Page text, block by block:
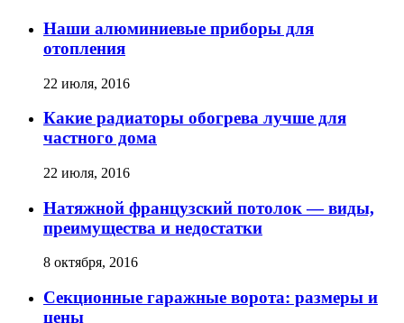
Наши алюминиевые приборы для
отопления
22 июля, 2016
Какие радиаторы обогрева лучше для
частного дома
22 июля, 2016
Натяжной французский потолок — виды,
преимущества и недостатки
8 октября, 2016
Секционные гаражные ворота: размеры и
цены